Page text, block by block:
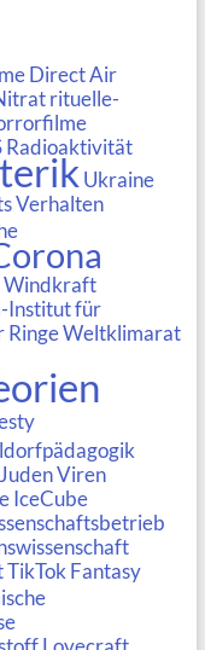
Direct Air
rituelle-
Radioaktivität
Ukraine
Verhalten
Windkraft
Institut für
RingeWeltklimarat
JudenViren
IceCube
TikTok Fantasy